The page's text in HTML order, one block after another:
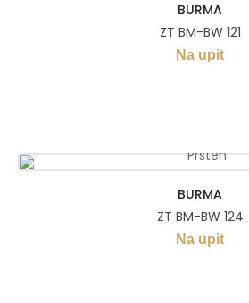
BURMA
ZT BM-BW 121
Na upit
BURMA
ZT BM-BW 124
Na upit